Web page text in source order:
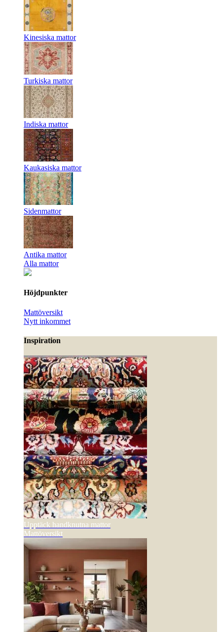
Kinesiska mattor
Turkiska mattor
Indiska mattor
Kaukasiska mattor
Sidenmattor
Antika mattor
Alla mattor
Höjdpunkter
Mattöversikt
Nytt inkommet
Inspiration
Upptäck handknutna mattor
Mattöversikt